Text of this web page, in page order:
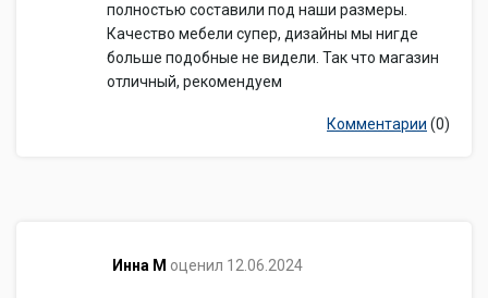
полностью составили под наши размеры.
Качество мебели супер, дизайны мы нигде
больше подобные не видели. Так что магазин
отличный, рекомендуем
Комментарии (0)
​Инна М оценил 12.06.2024